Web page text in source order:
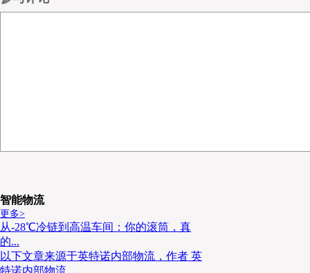
据外媒报道，巴西物流仓储市场近日诞生了一笔具有
西市场以来，Shopee在当地建立的物流中心数量已经
5
沃尔玛加大智利与墨西哥投资 扩建物流中心并引入自
4月8日消息，沃尔玛宣布将在智利、墨西哥及中美洲
智能物流
更多>
从-28℃冷链到高温车间：你的滚筒，真
的...
以下文章来源于英特诺内部物流，作者 英
特诺内部物流 ...